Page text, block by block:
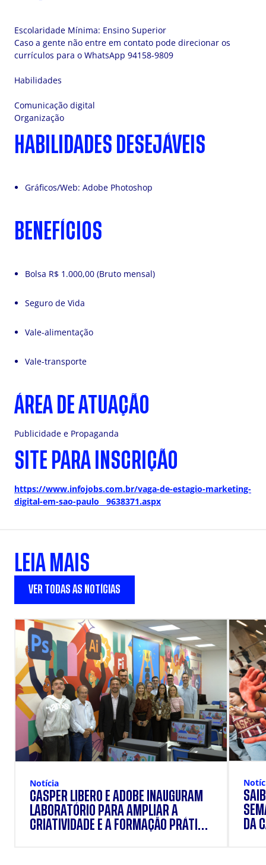
Escolaridade Mínima: Ensino Superior
Caso a gente não entre em contato pode direcionar os
currículos para o WhatsApp 94158-9809
Habilidades
Comunicação digital
Organização
HABILIDADES DESEJÁVEIS
Gráficos/Web: Adobe Photoshop
BENEFÍCIOS
Bolsa R$ 1.000,00 (Bruto mensal)
Seguro de Vida
Vale-alimentação
Vale-transporte
ÁREA DE ATUAÇÃO
Publicidade e Propaganda
SITE PARA INSCRIÇÃO
https://www.infojobs.com.br/vaga-de-estagio-marketing-
digital-em-sao-paulo__9638371.aspx
LEIA MAIS
VER TODAS AS NOTÍCIAS
Notícia
CÁSPER LÍBERO E ADOBE INAUGURAM
LABORATÓRIO PARA AMPLIAR A
CRIATIVIDADE E A FORMAÇÃO PRÁTICA
DA